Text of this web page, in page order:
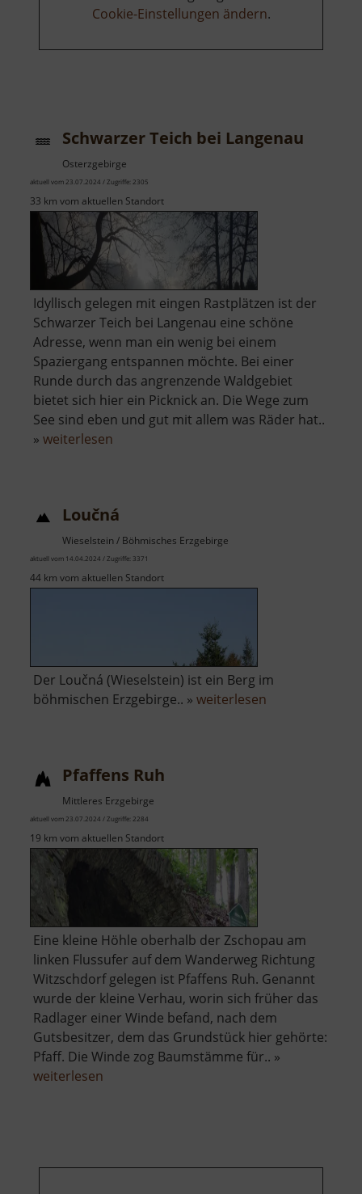
Cookie-Einstellungen ändern.
Schwarzer Teich bei Langenau
Osterzgebirge
aktuell vom 23.07.2024 / Zugriffe: 2305
33 km vom aktuellen Standort
Idyllisch gelegen mit eingen Rastplätzen ist der
Schwarzer Teich bei Langenau eine schöne
Adresse, wenn man ein wenig bei einem
Spaziergang entspannen möchte. Bei einer
Runde durch das angrenzende Waldgebiet
bietet sich hier ein Picknick an. Die Wege zum
See sind eben und gut mit allem was Räder hat..
» weiterlesen
Langenau
Loučná
Wieselstein / Böhmisches Erzgebirge
aktuell vom 14.04.2024 / Zugriffe: 3371
44 km vom aktuellen Standort
Der Loučná (Wieselstein) ist ein Berg im
böhmischen Erzgebirge.. » weiterlesen
Pfaffens Ruh
Mittleres Erzgebirge
aktuell vom 23.07.2024 / Zugriffe: 2284
19 km vom aktuellen Standort
Eine kleine Höhle oberhalb der Zschopau am
linken Flussufer auf dem Wanderweg Richtung
Witzschdorf gelegen ist Pfaffens Ruh. Genannt
wurde der kleine Verhau, worin sich früher das
Radlager einer Winde befand, nach dem
Gutsbesitzer, dem das Grundstück hier gehörte:
Pfaff. Die Winde zog Baumstämme für.. »
weiterlesen